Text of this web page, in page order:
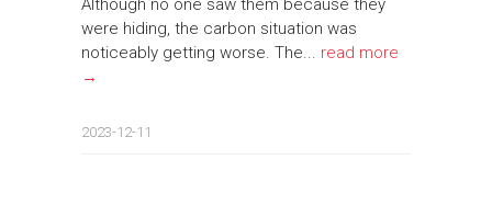
were hiding, the carbon situation was
noticeably getting worse. The... read more
→
2023-12-11